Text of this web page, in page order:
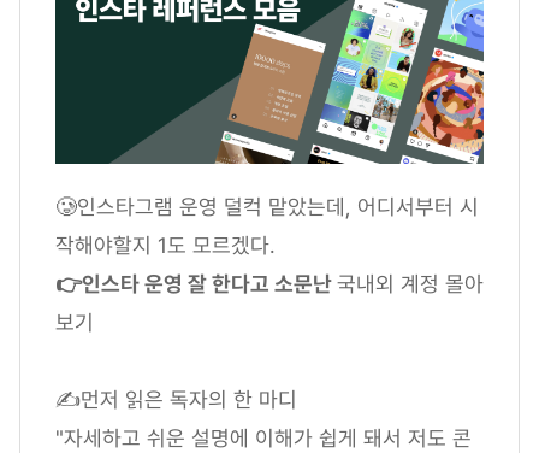
🥲인스타그램 운영 덜컥 맡았는데, 어디서부터 시
작해야할지 1도 모르겠다.
👉인스타 운영 잘 한다고 소문난국내외 계정 몰아
보기
✍먼저 읽은 독자의 한 마디
"자세하고 쉬운 설명에 이해가 쉽게 돼서 저도 콘